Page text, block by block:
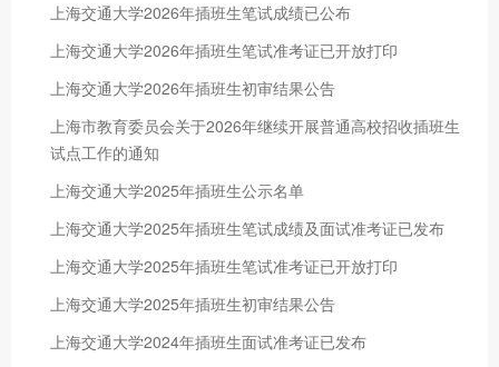
上海交通大学2026年插班生笔试成绩已公布
上海交通大学2026年插班生笔试准考证已开放打印
上海交通大学2026年插班生初审结果公告
上海市教育委员会关于2026年继续开展普通高校招收插班生
试点工作的通知
上海交通大学2025年插班生公示名单
上海交通大学2025年插班生笔试成绩及面试准考证已发布
上海交通大学2025年插班生笔试准考证已开放打印
上海交通大学2025年插班生初审结果公告
上海交通大学2024年插班生面试准考证已发布